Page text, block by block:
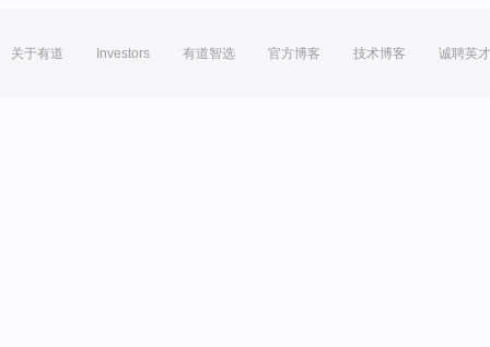
关于有道 Investors 有道智选 官方博客 技术博客 诚聘英才